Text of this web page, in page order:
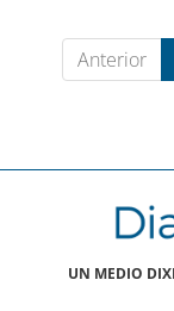
Anterior
UN MEDIO